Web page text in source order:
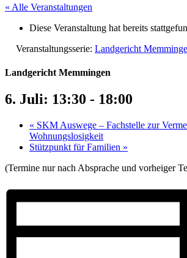
« Alle Veranstaltungen
Diese Veranstaltung hat bereits
Veranstaltungsserie: Landgericht
Landgericht Memmingen
6. Juli: 13:30 - 18:00
« SKM Auswege – Fachstelle zur
Wohnungslosigkeit
Stützpunkt für Familien »
(Termine nur nach Absprache und vorheiger